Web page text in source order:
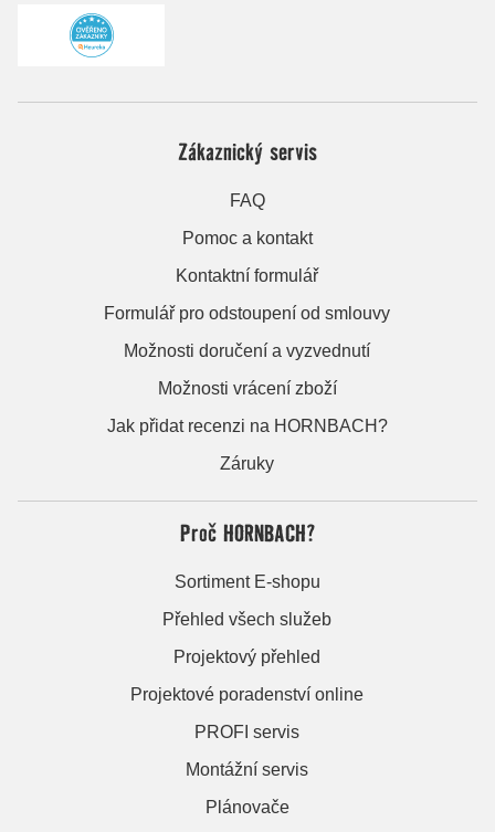
Zákaznický servis
FAQ
Pomoc a kontakt
Kontaktní formulář
Formulář pro odstoupení od smlouvy
Možnosti doručení a vyzvednutí
Možnosti vrácení zboží
Jak přidat recenzi na HORNBACH?
Záruky
Proč HORNBACH?
Sortiment E-shopu
Přehled všech služeb
Projektový přehled
Projektové poradenství online
PROFI servis
Montážní servis
Plánovače